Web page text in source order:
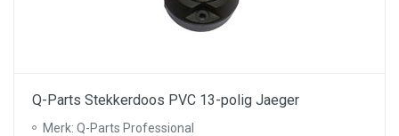
Q-Parts Stekkerdoos PVC 13-polig Jaeger
Merk: Q-Parts Professional